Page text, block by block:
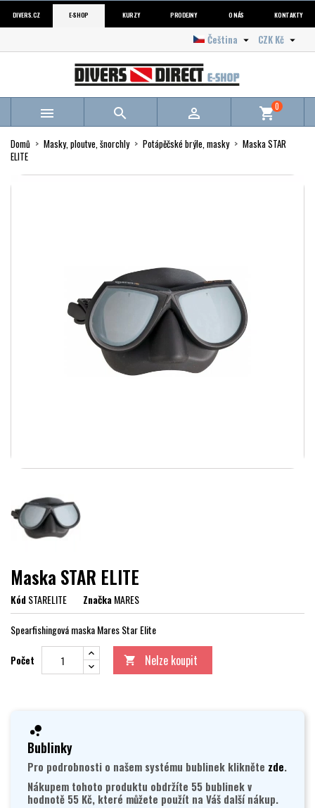
DIVERS.CZ E-SHOP KURZY PRODEJNY O NÁS KONTAKTY
CZK Kč 
Čeština 
   shopping_cart0
Domů Masky, ploutve, šnorchly Potápěčské brýle, masky
Maska STAR
ELITE
Maska STAR ELITE
KódSTARELITE ZnačkaMARES
Spearfishingová maska Mares Star Elite
Počet  Nelze koupit
Bublinky
Pro podrobnosti o našem systému bublinek klikněte zde.
Nákupem tohoto produktu obdržíte 55 bublinek v
hodnotě 55 Kč, které můžete použít na Váš další nákup.